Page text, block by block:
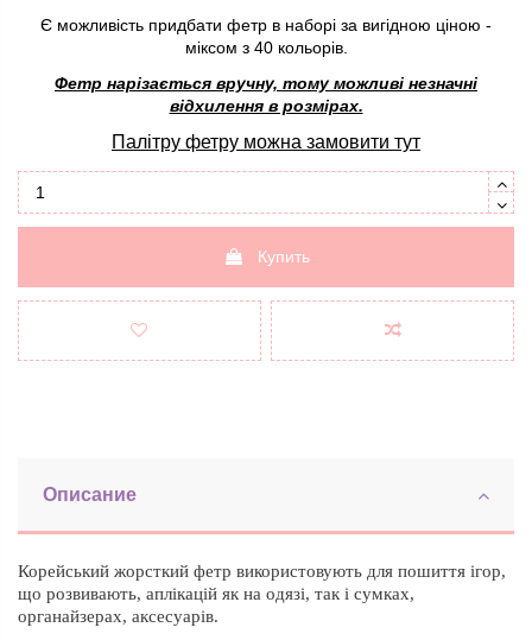
Є можливість придбати фетр в наборі за вигідною ціною -
міксом з 40 кольорів.
Фетр нарізається вручну, тому можливі незначні
відхилення в розмірах.
Палітру фетру можна замовити тут
Купить
Описание
Корейський жорсткий фетр використовують для пошиття ігор,
що розвивають, аплікацій як на одязі, так і сумках,
органайзерах, аксесуарів.